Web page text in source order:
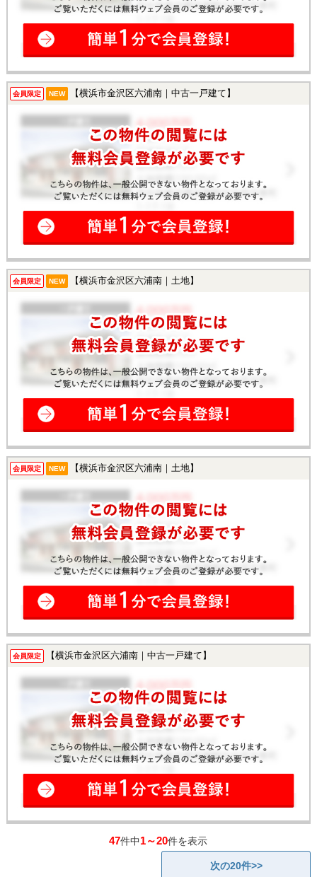
会員限定 NEW 【横浜市金沢区六浦南｜中古一戸建て】
会員限定 NEW 【横浜市金沢区六浦南｜土地】
会員限定 NEW 【横浜市金沢区六浦南｜土地】
会員限定 【横浜市金沢区六浦南｜中古一戸建て】
47件中1～20件を表示
次の20件>>